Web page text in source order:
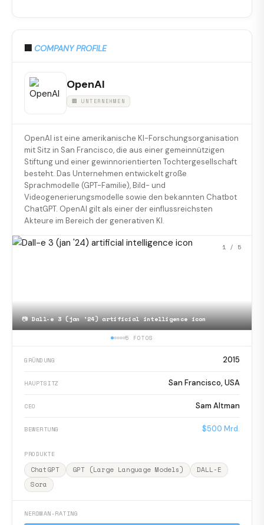
🏢 COMPANY PROFILE
OpenAI
🏢 UNTERNEHMEN
OpenAI ist eine amerikanische KI-Forschungsorganisation
mit Sitz in San Francisco, die aus einer gemeinnützigen
Stiftung und einer gewinnorientierten Tochtergesellschaft
besteht. Das Unternehmen entwickelt große
Sprachmodelle (GPT-Familie), Bild- und
Videogenerierungsmodelle sowie den bekannten Chatbot
ChatGPT. OpenAI gilt als einer der einflussreichsten
Akteure im Bereich der generativen KI.
📷Dall-e 3 (jan '24) artificial intelligence icon
1 / 5
5 FOTOS
GRÜNDUNG 2015
HAUPTSITZ San Francisco, USA
CEO Sam Altman
BEWERTUNG $500 Mrd.
PRODUKTE
ChatGPT GPT (Large Language Models)
DALL-E
Sora
NERDMAN-RATING